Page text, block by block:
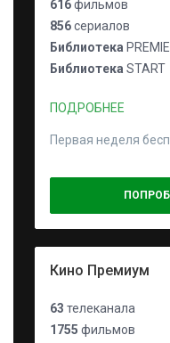
616фильмов
856сериалов
Библиотека
Библиотека START
ПОДРОБНЕЕ
Первая неделя
Кино Премиум
63 телеканала
1755 фильмов